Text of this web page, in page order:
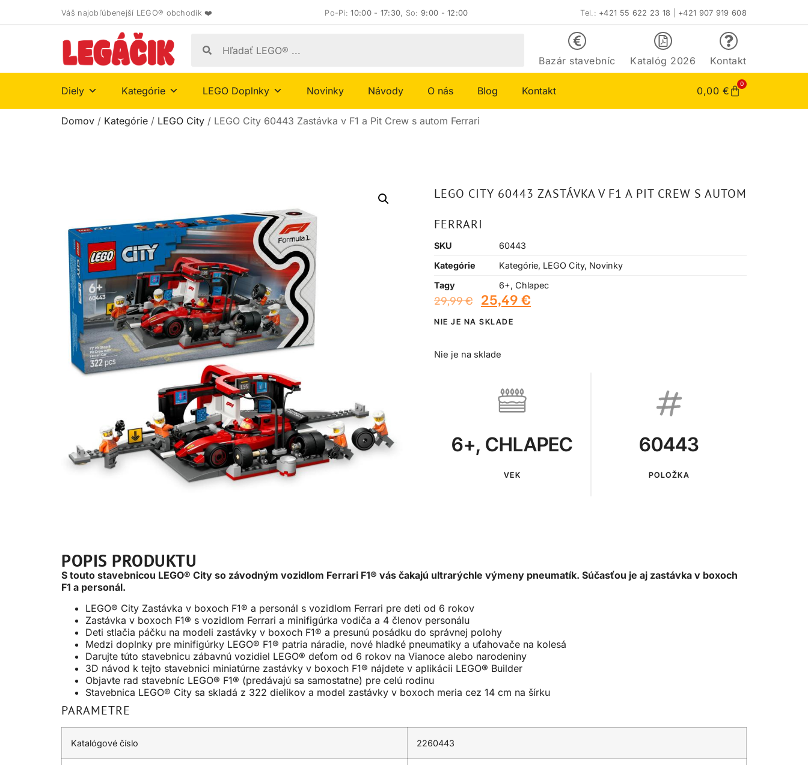
Váš najobľúbenejší LEGO® obchodík ❤️ Po-Pi:10:00 - 17:30, So:9:00 - 12:00 Tel.: +421 55 622 23 18 +421 907 919 608
Bazár stavebníc Katalóg 2026 Kontakt
Diely Kategórie LEGO Doplnky Novinky Návody O nás Blog Kontakt 0,00 €
0
Domov / Kategórie / LEGO City / LEGO City 60443 Zastávka v F1 a Pit Crew s autom Ferrari
LEGO CITY 60443 ZASTÁVKA V F1 A PIT CREW S AUTOM
FERRARI
SKU
60443
Kategórie
Kategórie, LEGO City, Novinky
Tagy
6+, Chlapec
29,99€ 25,49 €
NIE JE NA SKLADE
Nie je na sklade
6+, CHLAPEC
VEK
60443
POLOŽKA
POPIS PRODUKTU
S touto stavebnicou LEGO® City so závodným vozidlom Ferrari F1® vás čakajú ultrarýchle výmeny pneumatík. Súčasťou je aj zastávka v boxoch
F1 a personál.
LEGO® City Zastávka v boxoch F1® a personál s vozidlom Ferrari pre deti od 6 rokov
Zastávka v boxoch F1® s vozidlom Ferrari a minifigúrka vodiča a 4 členov personálu
Deti stlačia páčku na modeli zastávky v boxoch F1® a presunú posádku do správnej polohy
Medzi doplnky pre minifigúrky LEGO® F1® patria náradie, nové hladké pneumatiky a uťahovače na kolesá
Darujte túto stavebnicu zábavnú vozidiel LEGO® deťom od 6 rokov na Vianoce alebo narodeniny
3D návod k tejto stavebnici miniatúrne zastávky v boxoch F1® nájdete v aplikácii LEGO® Builder
Objavte rad stavebníc LEGO® F1® (predávajú sa samostatne) pre celú rodinu
Stavebnica LEGO® City sa skladá z 322 dielikov a model zastávky v boxoch meria cez 14 cm na šírku
PARAMETRE
Katalógové číslo 2260443